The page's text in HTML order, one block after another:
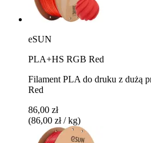
eSUN
PLA+HS RGB Red
Filament PLA do druku z dużą
Red
86,00 zł
(86,00 zł / kg)